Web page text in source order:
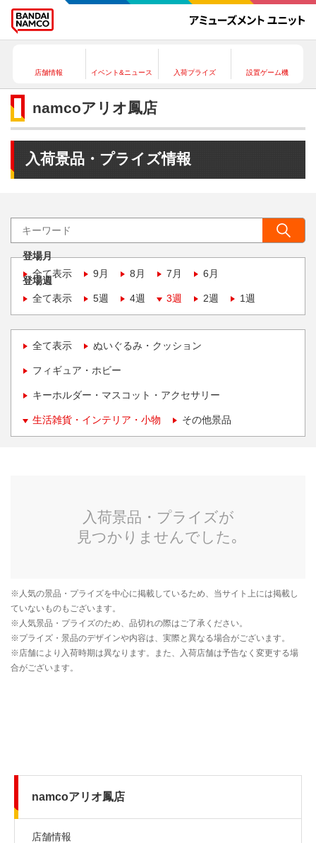
店舗情報 イベント&ニュース 入荷プライズ 設置ゲーム機
namcoアリオ鳳店
入荷景品・プライズ情報
登場月
全て表示
9月 8月 7月 6月
登場週
全て表示
5週 4週 3週 2週 1週
全て表示 ぬいぐるみ・クッション
フィギュア・ホビー
キーホルダー・マスコット・アクセサリー
生活雑貨・インテリア・小物 その他景品
namcoアリオ鳳店
店舗情報